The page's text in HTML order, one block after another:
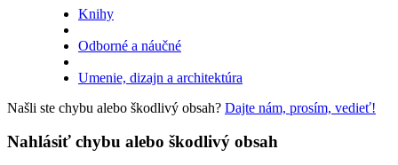
Knihy
Odborné a náučné
Umenie, dizajn a architektúra
Našli ste chybu alebo škodlivý obsah? Dajte nám, prosím, vedieť!
Nahlásiť chybu alebo škodlivý obsah